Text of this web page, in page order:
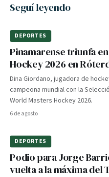
Seguí leyendo
DEPORTES
Pinamarense triunfa
Hockey 2026 en
Dina Giordano, jugadora de
campeona mundial con la
World Masters Hockey 2026.
6 de agosto
DEPORTES
Podio para Jorge
vuelta a la máxima del